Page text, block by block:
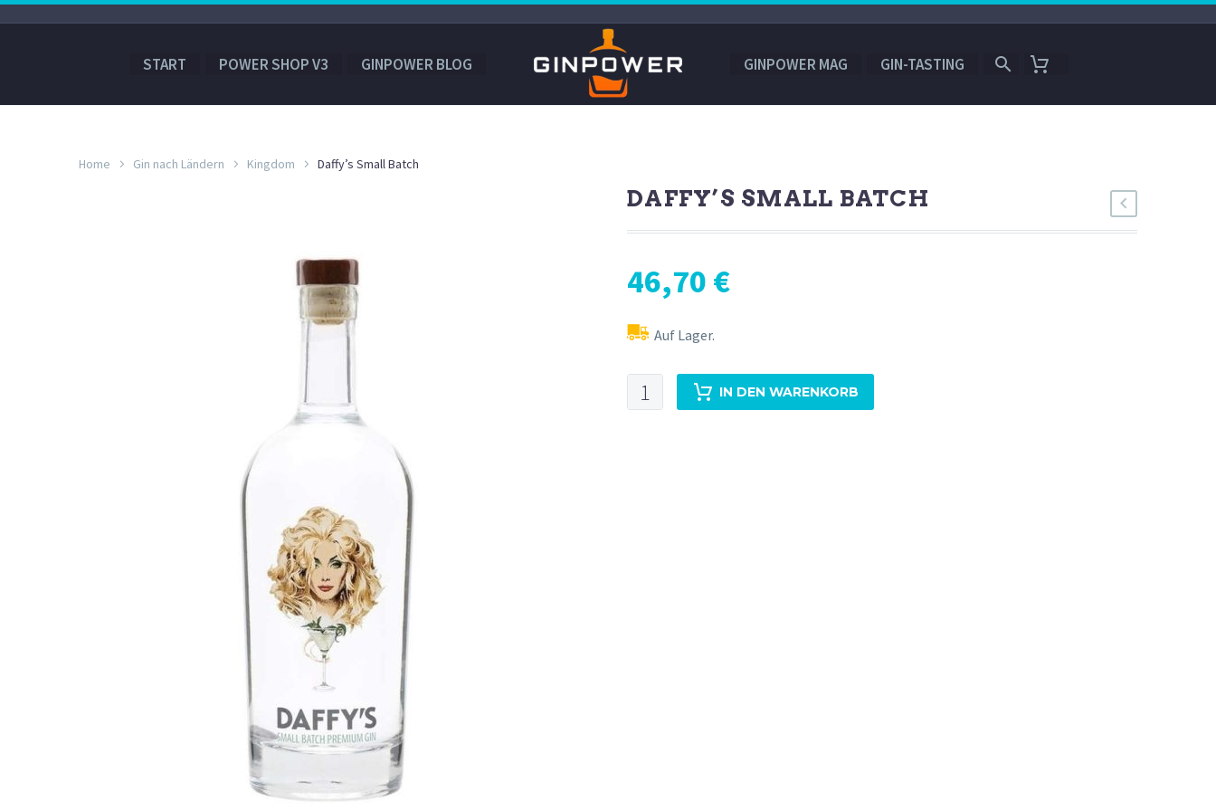
START POWER SHOP V3 GINPOWER BLOG GINPOWER MAG GIN-TASTING
Home Gin nach Ländern Kingdom Daffy’s Small Batch
DAFFY’S SMALL BATCH
46,70 €
Auf Lager.
Daffy's
Small
IN DEN WARENKORB